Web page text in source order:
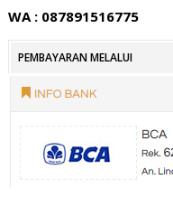
WA : 087891516775
PEMBAYARAN MELALUI